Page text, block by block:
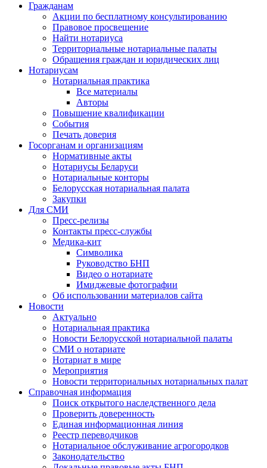
Гражданам
Акции по бесплатному консультированию
Правовое просвещение
Найти нотариуса
Территориальные нотариальные палаты
Обращения граждан и юридических лиц
Нотариусам
Нотариальная практика
Все материалы
Авторы
Повышение квалификации
События
Печать доверия
Госорганам и организациям
Нормативные акты
Нотариусы Беларуси
Нотариальные конторы
Белорусская нотариальная палата
Закупки
Для СМИ
Пресс-релизы
Контакты пресс-службы
Медика-кит
Символика
Руководство БНП
Видео о нотариате
Имиджевые фотографии
Об использовании материалов сайта
Новости
Актуально
Нотариальная практика
Новости Белорусской нотариальной палаты
СМИ о нотариате
Нотариат в мире
Мероприятия
Новости территориальных нотариальных палат
Справочная информация
Поиск открытого наследственного дела
Проверить доверенность
Единая информационная линия
Реестр переводчиков
Нотариальное обслуживание агрогородков
Законодательство